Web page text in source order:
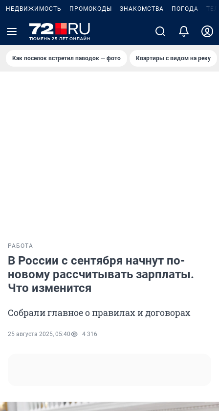
НЕДВИЖИМОСТЬ ПРОМОКОДЫ ЗНАКОМСТВА ПОГОДА
Как поселок встретил паводок — фото Квартиры с видом на реку
РАБОТА
В России с сентября начнут по-
новому рассчитывать зарплаты.
Что изменится
Собрали главное о правилах и договорах
25 августа 2025, 05:40 4 316